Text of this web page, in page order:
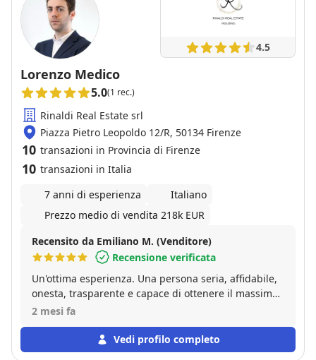
4.5
Lorenzo Medico
5.0(1 rec.)
Rinaldi Real Estate srl
Piazza Pietro Leopoldo 12/R, 50134 Firenze
10 transazioni in Provincia di Firenze
10 transazioni in Italia
7 anni di esperienza
Italiano
Prezzo medio di vendita 218k EUR
Recensito da Emiliano M. (Venditore)
Recensione verificata
Un'ottima esperienza. Una persona seria, affidabile,
onesta, trasparente e capace di ottenere il massimo
dalla richiesta del venditore. Affidatevi ciecamente a
potete sbagliare. Ha saputo gestire in modo sereno e
responsabile alcuni piccoli inconvenienti che si sono
2 mesi fa
Vedi profilo completo